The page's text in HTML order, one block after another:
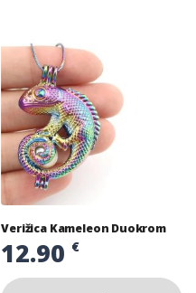
Verižica Kameleon Duokrom
12.90 €